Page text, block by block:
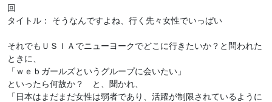
回
タイトル： そうなんですよね、行く先々女性でいっぱい
それでもＵＳＩＡでニューヨークでどこに行きたいか？と問われた
ときに、
「ｗｅｂガールズというグループに会いたい」
といったら何故か？ と、聞かれ、
「日本はまだまだ女性は弱者であり、活躍が制限されているように